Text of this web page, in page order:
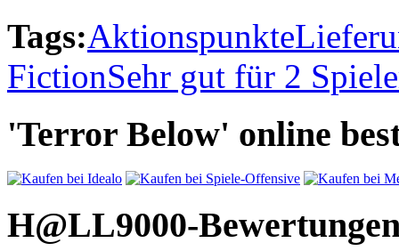
Tags:Aktionspunkte
FictionSehr gut für 2
'Terror Below' online
H@LL9000-